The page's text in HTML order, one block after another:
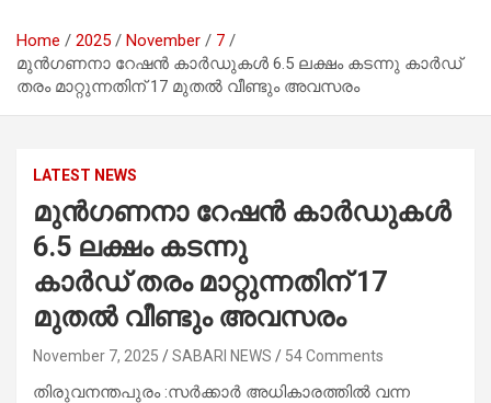
Home 2025 November
7
മുൻഗണനാ റേഷൻ കാർഡുകൾ 6.5 ലക്ഷം കടന്നു കാർഡ്
തരം മാറ്റുന്നതിന് 17 മുതൽ വീണ്ടും അവസരം
LATEST NEWS
മുൻഗണനാ റേഷൻ കാർഡുകൾ
6.5 ലക്ഷം കടന്നു
കാർഡ് തരം മാറ്റുന്നതിന് 17
മുതൽ വീണ്ടും അവസരം
November 7, 2025 SABARI NEWS 54 Comments
തിരുവനന്തപുരം :സർക്കാർ അധികാരത്തിൽ വന്ന